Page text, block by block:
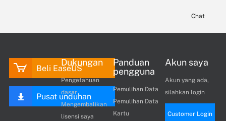
Chat
Beli EaseUS
Pusat unduhan
Dukungan
Pengetahuan
dasar
Mengembalikan
lisensi saya
Panduan
pengguna
Pemulihan Data
Pemulihan Data
Kartu
Akun saya
Akun yang ada,
silahkan login
Customer Login